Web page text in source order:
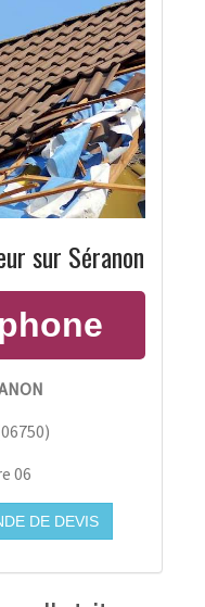
sur Séranon
06750)
06
DE DEVIS